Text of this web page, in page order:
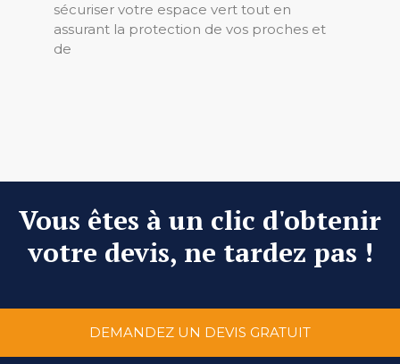
sécuriser votre espace vert tout en
assurant la protection de vos proches et
de
Vous êtes à un clic d'obtenir
votre devis, ne tardez pas !
DEMANDEZ UN DEVIS GRATUIT